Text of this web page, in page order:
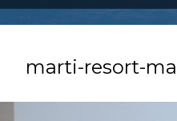
marti-resort-